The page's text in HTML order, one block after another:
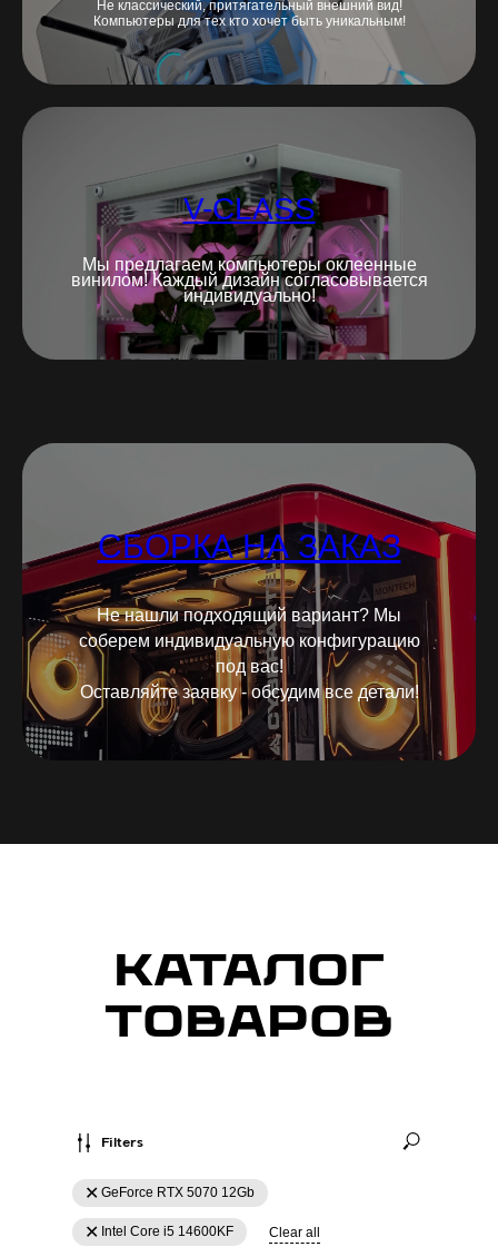
Не классический, притягательный внешний вид!
Компьютеры для тех кто хочет быть уникальным!
V-CLASS
Мы предлагаем компьютеры оклеенные
винилом! Каждый дизайн согласовывается
индивидуально!
СБОРКА НА ЗАКАЗ
Не нашли подходящий вариант? Мы
соберем индивидуальную конфигурацию
под вас!
Оставляйте заявку - обсудим все детали!
КАТАЛОГ
ТОВАРОВ
Filters
GeForce RTX 5070 12Gb
Intel Core i5 14600KF Clear all